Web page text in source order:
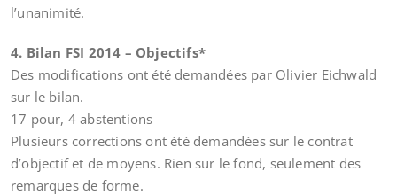
l’unanimité.
4. Bilan FSI 2014 – Objectifs*
Des modifications ont été demandées par Olivier Eichwald
sur le bilan.
17 pour, 4 abstentions
Plusieurs corrections ont été demandées sur le contrat
d’objectif et de moyens. Rien sur le fond, seulement des
remarques de forme.